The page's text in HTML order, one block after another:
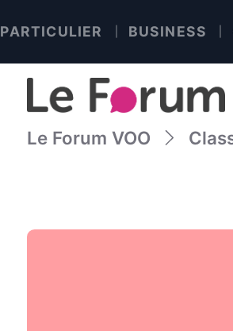
PARTICULIER BUSINESS
Le Forum VOO